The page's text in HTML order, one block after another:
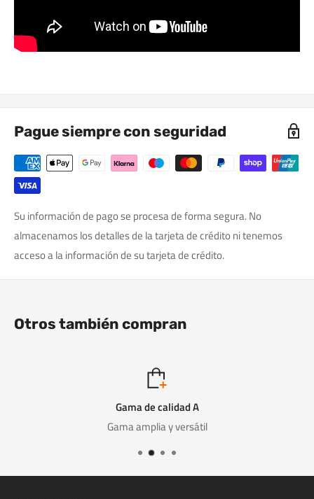
Pague siempre con seguridad
Su información de pago se procesa de forma segura. No
almacenamos los detalles de la tarjeta de crédito ni tenemos
acceso a la información de su tarjeta de crédito.
Otros también compran
Gama de calidad A
Gama amplia y versátil